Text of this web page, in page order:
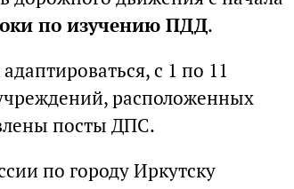
по изучению ПДД.
с 1 по 11
расположенных
посты ДПС.
по городу Иркутску